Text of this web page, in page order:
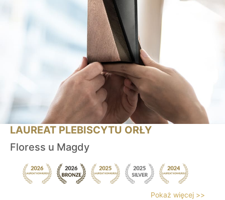
LAUREAT PLEBISCYTU ORŁY
Floress u Magdy
Pokaż więcej >>